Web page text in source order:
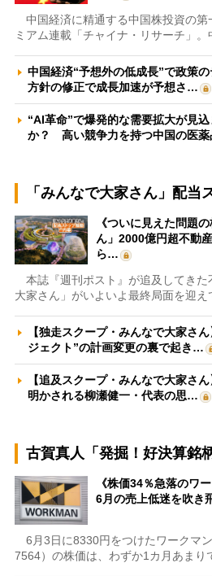
中国経済に精通する中国株投資の第
ミアム連載「チャイナ・リサーチ」
中国経済“予想外の低成長”で政策
方針の修正で成長加速が予想さ…
“AI革命”で爆発的な需要拡大が見
か？ 高い競争力を持つ中国の医
「みんなで大家さん」配当
《ついに見えた問題
ん」2000億円超不動
ら…
本誌『週刊ポスト』が追及してきた
大家さん」がいよいよ最終局面を迎
【独走スクープ・みんなで大家さ
ジェクト”の計画変更の裏で起き…
【追及スクープ・みんなで大家さ
明かされる柳瀬健一・代表の思…
古賀真人「発掘！好決算銘柄
《株価34％急落のワ
6月の売上低迷を吹き
6月3日に8330円をつけたワークマ
7564）の株価は、わずか1カ月あま